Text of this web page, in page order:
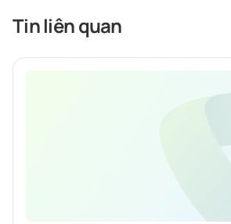
Tin liên quan